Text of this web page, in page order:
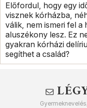
Előfordul, hogy egy
visznek kórházba,
válik, nem ismeri fel
aluszékony lesz. Ez
gyakran kórházi
segíthet a család?